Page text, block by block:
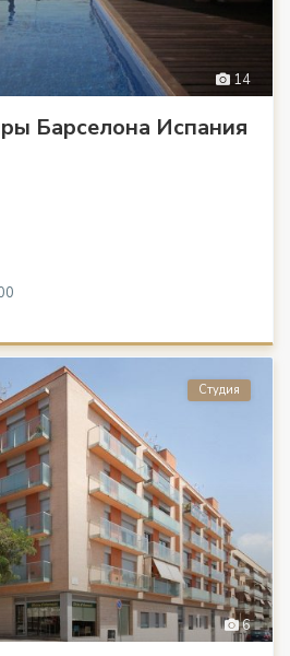
14
Барселона Испания
6
Студия